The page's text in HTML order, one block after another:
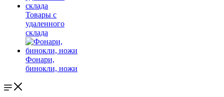
Товары с
удаленного
склада
Фонари,
бинокли, ножи